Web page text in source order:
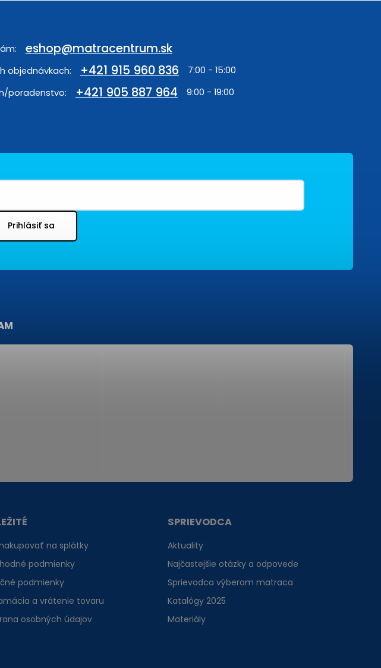
eshop@matracentrum.sk
+421 915 960 836
+421 905 887 964
Prihlásiť sa
na splátky
podmienky
podmienky
a vrátenie tovaru
osobných údajov
SPRIEVODCA
Aktuality
Najčastejšie otázky a odpovede
Sprievodca výberom matraca
Katalógy 2025
Materiály